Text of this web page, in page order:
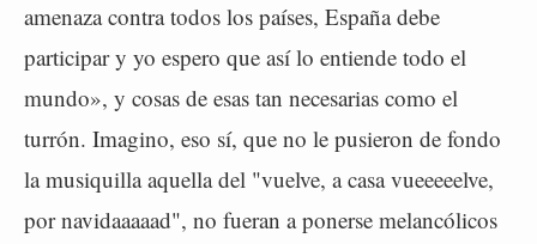
amenaza contra todos los países, España debe
participar y yo espero que así lo entiende todo el
mundo», y cosas de esas tan necesarias como el
turrón. Imagino, eso sí, que no le pusieron de fondo
la musiquilla aquella del "vuelve, a casa vueeeeelve,
por navidaaaaad", no fueran a ponerse melancólicos